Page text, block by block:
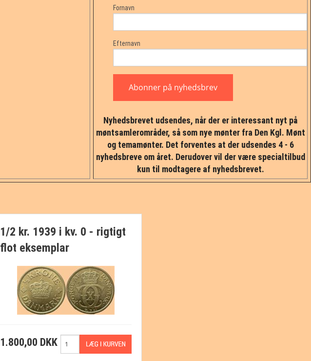
Fornavn
Efternavn
Nyhedsbrevet udsendes, når der er interessant nyt på
møntsamlerområder, så som nye mønter fra Den Kgl. Mønt
og temamønter. Det forventes at der udsendes 4 - 6
nyhedsbreve om året. Derudover vil der være specialtilbud
kun til modtagere af nyhedsbrevet.
1/2 kr. 1939 i kv. 0 - rigtigt
flot eksemplar
1.800,00 DKK